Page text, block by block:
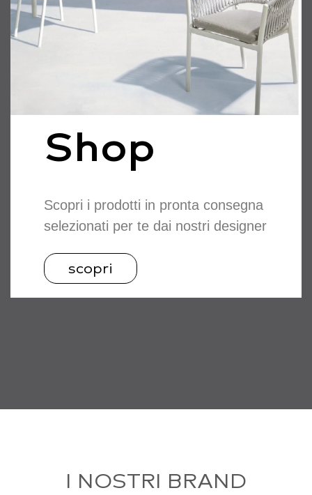
Shop
Scopri i prodotti in pronta consegna
selezionati per te dai nostri designer
scopri
I NOSTRI BRAND